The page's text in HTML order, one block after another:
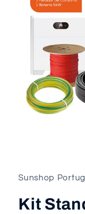
modale
Sunshop
Kit